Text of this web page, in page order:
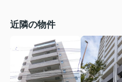
近隣の物件